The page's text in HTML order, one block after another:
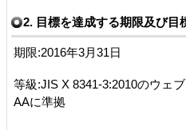
2. 目標を達成する期限及び目
期限:2016年3月31日
等級:JIS X 8341-3:2010のウェ
AAに準拠